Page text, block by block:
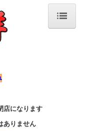
店になります
ありません